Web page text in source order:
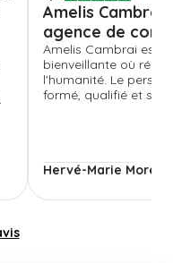
Amelis Cambrai
agence de
Amelis Cambrai est
bienveillante où
l'humanité. Le
formé, qualifié et
Hervé-Marie